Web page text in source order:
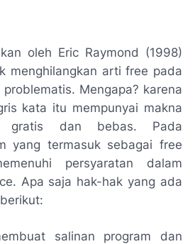
oleh Eric Raymond (1998)
menghilangkan arti free pada
Mengapa? karena
kata itu mempunyai makna
gratis dan bebas. Pada
yang termasuk sebagai free
persyaratan dalam
Apa saja hak-hak yang ada
salinan program dan